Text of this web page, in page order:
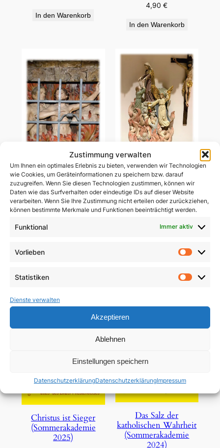
Zustimmung verwalten
Um Ihnen ein optimales Erlebnis zu bieten, verwenden wir Technologien
wie Cookies, um Geräteinformationen zu speichern bzw. darauf
zuzugreifen. Wenn Sie diesen Technologien zustimmen, können wir
Daten wie das Surfverhalten oder eindeutige IDs auf dieser Website
verarbeiten. Wenn Sie Ihre Zustimmung nicht erteilen oder zurückziehen,
können bestimmte Merkmale und Funktionen beeinträchtigt werden.
Funktional Immer aktiv
Vorlieben
Statistiken
Dienste verwalten
Akzeptieren
Ablehnen
Einstellungen speichern
DatenschutzerklärungDatenschutzerklärungImpressum
In den Warenkorb
4,90€
In den Warenkorb
Ablass-Gebetsbildchen
(Motiv C: Dießen)
5,00€
Ablass-Gebetsbildchen
(Motiv D: Maria
Vesperbild)
Christus ist Sieger
(Sommerakademie
2025)
Das Salz der
katholischen Wahrheit
(Sommerakademie
2024)